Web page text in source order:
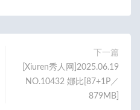
下一篇
[Xiuren秀人网]2025.06.19
NO.10432 娜比[87+1P／
879MB]